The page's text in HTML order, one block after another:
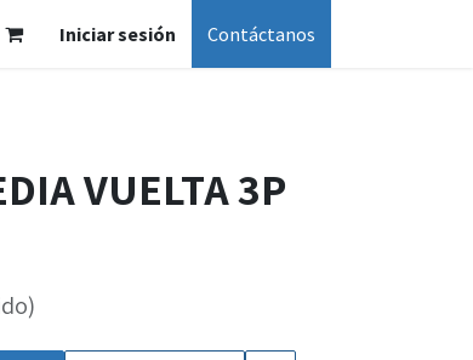
Iniciar sesión Contáctanos
VUELTA 3P